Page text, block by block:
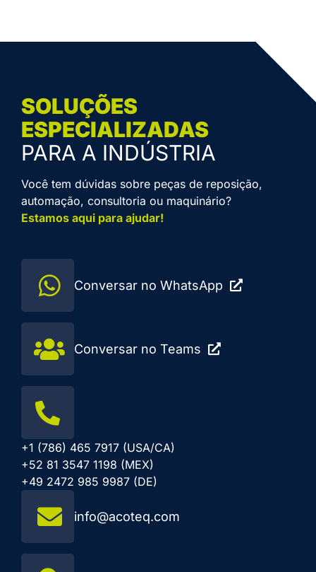
SOLUÇÕES
ESPECIALIZADAS
PARA A INDÚSTRIA
Você tem dúvidas sobre peças de reposição,
automação, consultoria ou maquinário?
Estamos aqui para ajudar!
Conversar no WhatsApp
Conversar no Teams
+1 (786) 465 7917 (USA/CA)
+52 81 3547 1198 (MEX)
+49 2472 985 9987 (DE)
info@acoteq.com